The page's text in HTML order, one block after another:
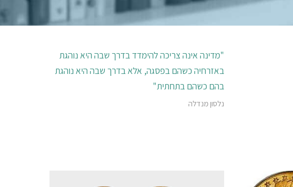
"מדינה אינה צריכה להימדד בדרך שבה היא נוהגת
באזרחיה כשהם בפסגה, אלא בדרך שבה היא נוהגת
בהם כשהם בתחתית"
נלסון מנדלה